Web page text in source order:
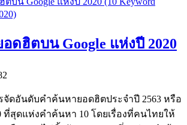
ดฮิตบน Google แห่งปี 2020
จัดอันดับคำค้นหายอดฮิตประจำปี 2563 หรือ
ที่สุดแห่งคำค้นหา 10 โดยเรื่องที่คนไทยให้